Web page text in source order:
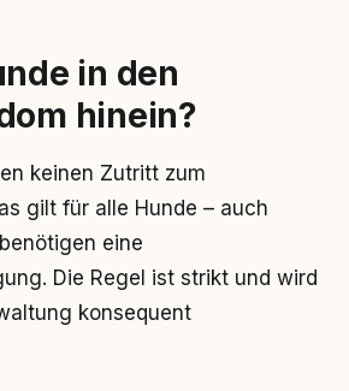
in den
hinein?
keinen Zutritt zum
gilt für alle Hunde – auch
eine
Die Regel ist strikt und wird
konsequent